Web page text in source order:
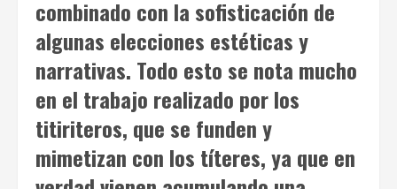
combinado con la sofisticación de
algunas elecciones estéticas y
narrativas. Todo esto se nota mucho
en el trabajo realizado por los
titiriteros, que se funden y
mimetizan con los títeres, ya que en